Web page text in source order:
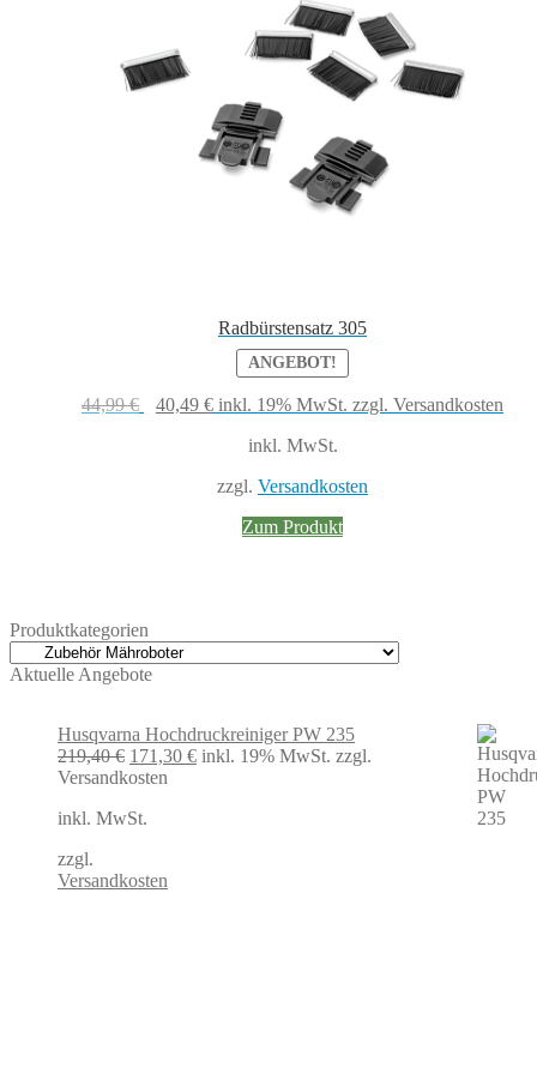
Radbürstensatz 305
ANGEBOT!
44,99€
Ursprünglicher
40,49 €Aktueller
inkl. 19% MwSt. zzgl. Versandkosten
inkl. MwSt.
zzgl. Versandkosten
Zum Produkt
Produktkategorien
Aktuelle Angebote
Husqvarna Hochdruckreiniger PW 235
219,40€ Ursprünglicher
Preis
219,40 €
171,30 €Aktueller
inkl. 19% MwSt. zzgl.
Versandkosten
inkl. MwSt.
zzgl.
Versandkosten